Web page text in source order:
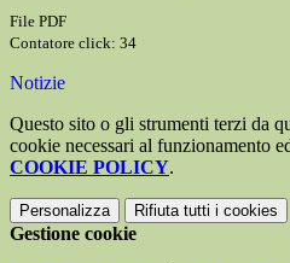
File PDF
Contatore click: 34
Notizie
Questo sito o gli strumenti terzi da
cookie necessari al funzionamento
COOKIE POLICY.
Personalizza Rifiuta tutti i cookies
Gestione cookie